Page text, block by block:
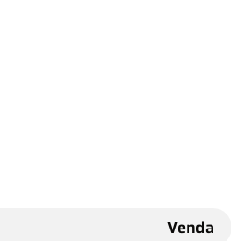
Venda